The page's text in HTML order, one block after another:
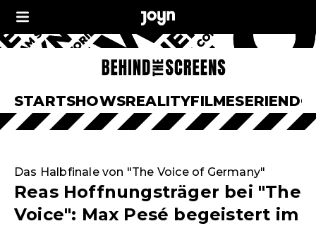
STARTSHOWSREALITYFILMESERIEN
Das Halbfinale von "The Voice of Germany"
Reas Hoffnungsträger bei "The
Voice": Max Pesé begeistert im